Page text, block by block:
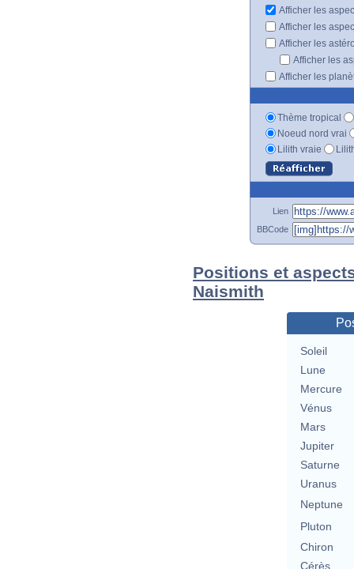
Afficher les
Afficher les
Afficher les
Afficher les
Afficher les
Thème tropical
Noeud nord vrai
Lilith vraie
Lien
BBCode
Positions et
Naismith
Soleil
Lune
Mercure
Vénus
Mars
Jupiter
Saturne
Uranus
Neptune
Pluton
Chiron
Cérès